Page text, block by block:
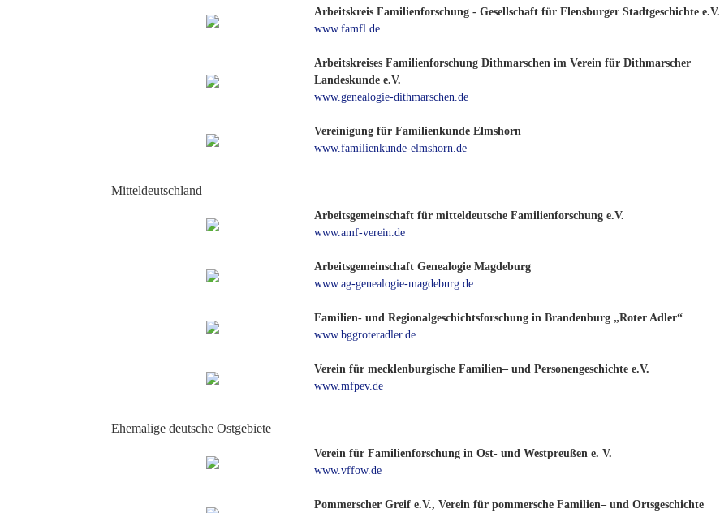
Arbeitskreis Familienforschung - Gesellschaft für Flensburger Stadtgeschichte e.V.
www.famfl.de
Arbeitskreises Familienforschung Dithmarschen im Verein für Dithmarscher
Landeskunde e.V.
www.genealogie-dithmarschen.de
Vereinigung für Familienkunde Elmshorn
www.familienkunde-elmshorn.de
Mitteldeutschland
Arbeitsgemeinschaft für mitteldeutsche Familienforschung e.V.
www.amf-verein.de
Arbeitsgemeinschaft Genealogie Magdeburg
www.ag-genealogie-magdeburg.de
Familien- und Regionalgeschichtsforschung in Brandenburg „Roter Adler“
www.bggroteradler.de
Verein für mecklenburgische Familien– und Personengeschichte e.V.
www.mfpev.de
Ehemalige deutsche Ostgebiete
Verein für Familienforschung in Ost- und Westpreußen e. V.
www.vffow.de
Pommerscher Greif e.V., Verein für pommersche Familien– und Ortsgeschichte